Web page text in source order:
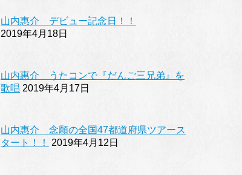
山内惠介 デビュー記念日！！
2019年4月18日
山内惠介 うたコンで『だんご三兄弟』を
歌唱 2019年4月17日
山内惠介 念願の全国47都道府県ツアース
タート！！
2019年4月12日